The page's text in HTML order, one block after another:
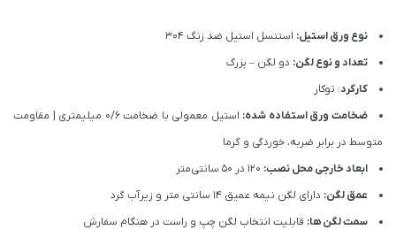
نوع ورق استیل: استنسل استیل ضد زنگ 304
تعداد و نوع لگن: دو لگن – بزرگ
کارکرد: توکار
ضخامت ورق استفاده شده:
استیل معمولی با ضخامت 0/6 میلیمتری | مقاومت
متوسط در برابر ضربه، خوردگی و گرما
ابعاد خارجی محل نصب:
عمق لگن: دارای لگن نیمه عمیق 14 سانتی متر و زیرآب گرد
سمت لگن ها: قابلیت انتخاب لگن چپ و راست در هنگام سفارش